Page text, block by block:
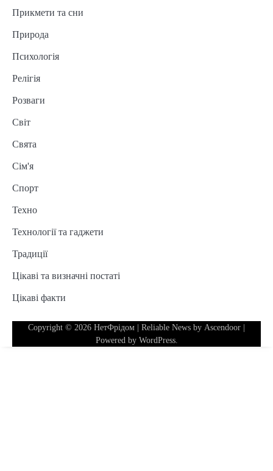
Прикмети та сни
Природа
Психологія
Релігія
Розваги
Світ
Свята
Сім'я
Спорт
Техно
Технології та гаджети
Традиції
Цікаві та визначні постаті
Цікаві факти
Copyright © 2026 НетФрідом | Reliable News by Ascendoor
Powered by WordPress.